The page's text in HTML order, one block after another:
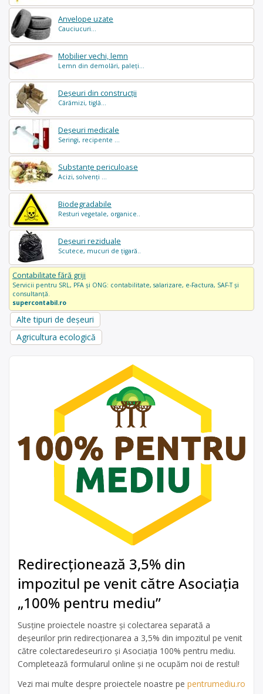
Anvelope uzate
Cauciucuri...
Mobilier vechi, lemn
Lemn din demolări, paleți...
Deșeuri din construcții
Cărămizi, tiglă...
Deșeuri medicale
Seringi, recipente ...
Substanțe periculoase
Acizi, solvenți ...
Biodegradabile
Resturi vegetale, organice..
Deșeuri reziduale
Scutece, mucuri de țigară..
Contabilitate fără griji
Servicii pentru SRL, PFA și ONG: contabilitate, salarizare, e-Factura, SAF-T și
consultanță.
supercontabil.ro
Alte tipuri de deșeuri
Agricultura ecologică
Redirecționează 3,5% din
impozitul pe venit către Asociația
„100% pentru mediu”
Susține proiectele noastre și colectarea separată a
deșeurilor prin redirecționarea a 3,5% din impozitul pe venit
către colectaredeseuri.ro și Asociația 100% pentru mediu.
Completează formularul online și ne ocupăm noi de restul!
Vezi mai multe despre proiectele noastre pe pentrumediu.ro